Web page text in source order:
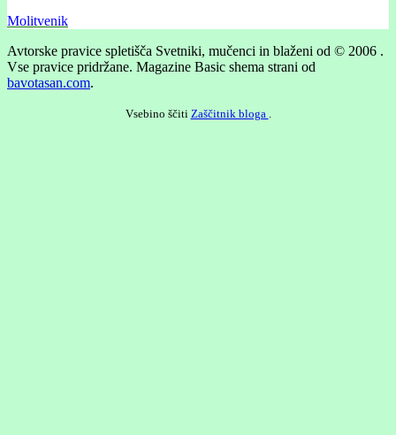
Molitvenik
Avtorske pravice spletišča Svetniki, mučenci in blaženi od © 2006 .
Vse pravice pridržane. Magazine Basic shema strani od
bavotasan.com.
Vsebino ščiti Zaščitnik bloga .